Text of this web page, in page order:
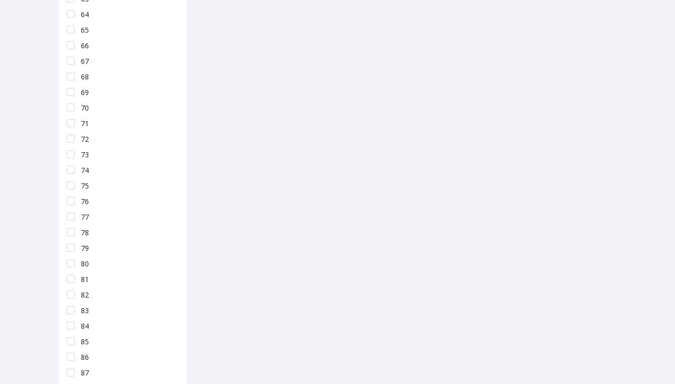
64
65
66
67
68
69
70
71
72
73
74
75
76
77
78
79
80
81
82
83
84
85
86
87